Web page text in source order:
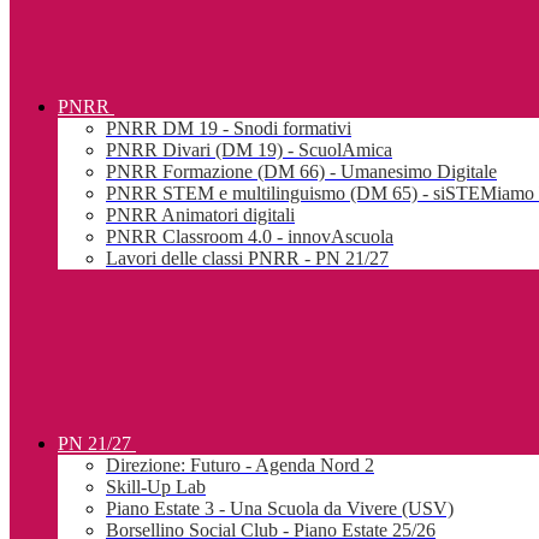
PNRR
PNRR DM 19 - Snodi formativi
PNRR Divari (DM 19) - ScuolAmica
PNRR Formazione (DM 66) - Umanesimo Digitale
PNRR STEM e multilinguismo (DM 65) - siSTEMiamo
PNRR Animatori digitali
PNRR Classroom 4.0 - innovAscuola
Lavori delle classi PNRR - PN 21/27
PN 21/27
Direzione: Futuro - Agenda Nord 2
Skill-Up Lab
Piano Estate 3 - Una Scuola da Vivere (USV)
Borsellino Social Club - Piano Estate 25/26